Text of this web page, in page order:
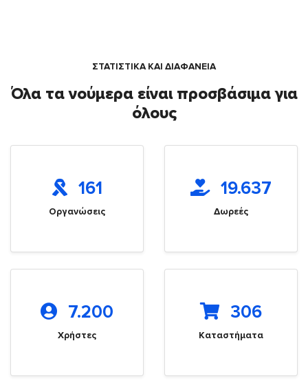
ΣΤΑΤΙΣΤΙΚΑ ΚΑΙ ΔΙΑΦΑΝΕΙΑ
Όλα τα νούμερα είναι προσβάσιμα για
όλους
161
Οργανώσεις
19.637
Δωρεές
7.200
Χρήστες
306
Καταστήματα